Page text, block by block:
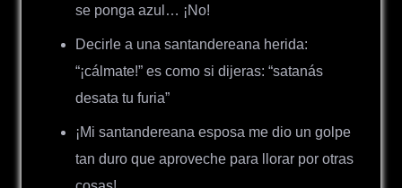
se ponga azul… ¡No!
Decirle a una santandereana herida:
“¡cálmate!” es como si dijeras: “satanás
desata tu furia”
¡Mi santandereana esposa me dio un golpe
tan duro que aproveche para llorar por otras